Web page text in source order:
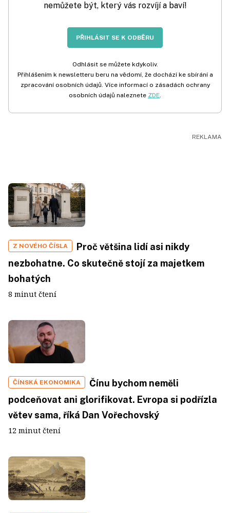
nemůžete být, který vás rozvíjí a baví!
PŘIHLÁSIT SE K ODBĚRU
Odhlásit se můžete kdykoliv.
Přihlášením k newsletteru beru na vědomí, že dochází ke sbírání a
zpracování osobních údajů. Více informací o zásadách ochrany
osobních údajů naleznete ZDE.
Z NOVÉHO ČÍSLA
Proč většina lidí asi nikdy
nezbohatne. Co skutečně stojí za majetkem
bohatých
8 minut čtení
ČÍNSKÁ EKONOMIKA
Čínu bychom neměli
podceňovat ani glorifikovat. Evropa si podřízla
větev sama, říká Dan Vořechovský
12 minut čtení